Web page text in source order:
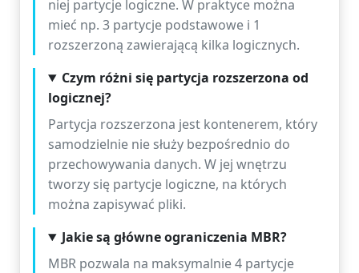
niej partycje logiczne. W praktyce można
mieć np. 3 partycje podstawowe i 1
rozszerzoną zawierającą kilka logicznych.
Czym różni się partycja rozszerzona od
logicznej?
Partycja rozszerzona jest kontenerem, który
samodzielnie nie służy bezpośrednio do
przechowywania danych. W jej wnętrzu
tworzy się partycje logiczne, na których
można zapisywać pliki.
Jakie są główne ograniczenia MBR?
MBR pozwala na maksymalnie 4 partycje